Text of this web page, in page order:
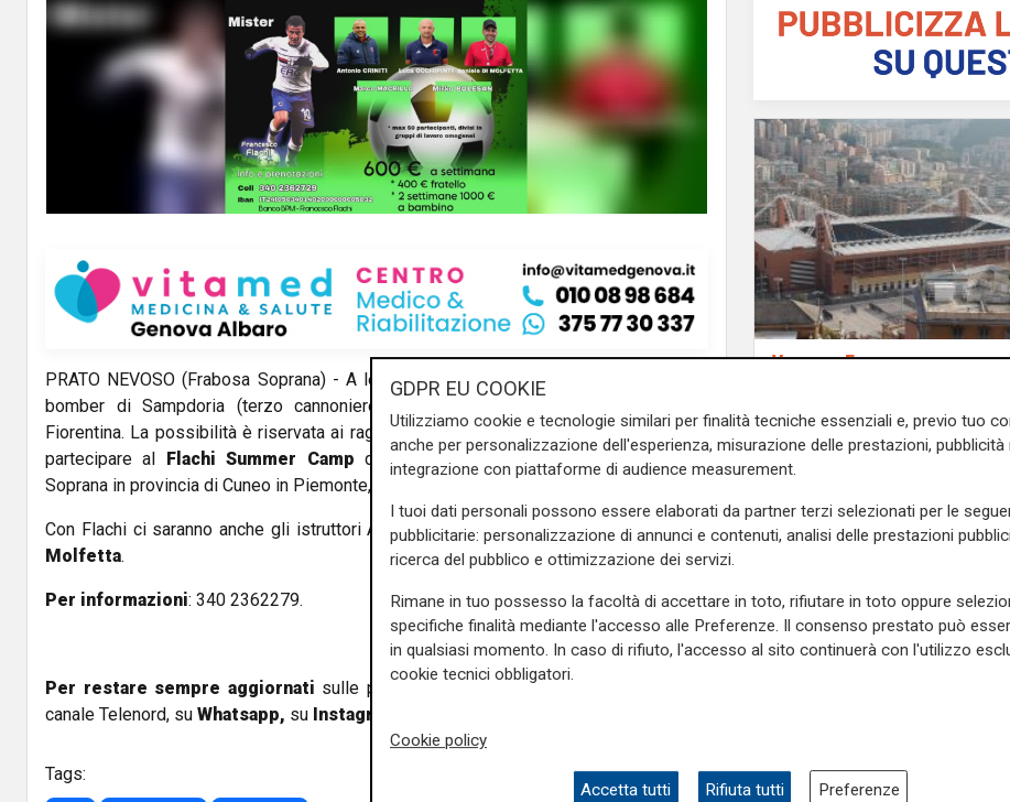
PRATO NEVOSO (Frabosa Soprana) - A lezione di calcio conFrancesco Flachi
bomber di Sampdoria (terzo cannoniere della storia dietro Mancini e Vialli) e
Fiorentina. La possibilità è riservata ai ragazzi nati tra il 2012 e il 2016 che potranno
partecipare al
Flachi Summer Campdi Prato Nevoso, nel comune di Frabosa
Soprana in provincia di Cuneo in Piemonte, nelle settimane tra
Con Flachi ci saranno anche gli istruttori AntonioCriniti, LucaOcchipinti, DaniloDi
Molfetta.
Per informazioni: 340 2362279.
Per restare sempre aggiornati sulle principali notizie sulla Liguria seguiteci sul
canale Telenord, su Whatsapp, su Instagram
Tags:
Verso gli Europei
Euro 2032, ora è
i 16 stadi candidati c'è
il 'Ferraris' di Genova
GDPR EU COOKIE
Utilizziamo cookie e tecnologie similari per finalità tecniche essenziali e, previo tuo
anche per personalizzazione dell'esperienza, misurazione delle prestazioni, pubblicità
integrazione con piattaforme di audience measurement.
I tuoi dati personali possono essere elaborati da partner terzi selezionati per le
pubblicitarie: personalizzazione di annunci e contenuti, analisi delle prestazioni
ricerca del pubblico e ottimizzazione dei servizi.
Rimane in tuo possesso la facoltà di accettare in toto, rifiutare in toto oppure
specifiche finalità mediante l'accesso alle Preferenze. Il consenso prestato può
in qualsiasi momento. In caso di rifiuto, l'accesso al sito continuerà con l'utilizzo
cookie tecnici obbligatori.
Cookie policy
Accetta tutti Rifiuta tutti Preferenze